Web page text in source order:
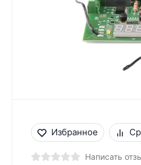
Избранное
Написать